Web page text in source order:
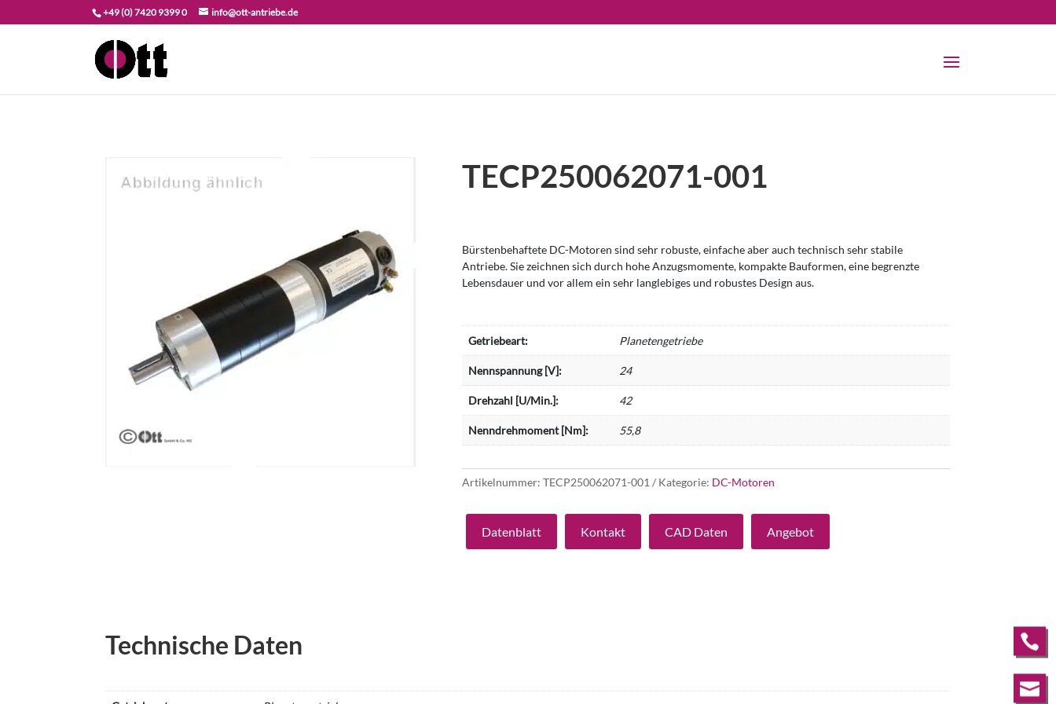
+49 (0) 7420 9399 0 info@ott-antriebe.de
TECP250062071-001
Bürstenbehaftete DC-Motoren sind sehr robuste, einfache aber auch technisch sehr stabile
Antriebe. Sie zeichnen sich durch hohe Anzugsmomente, kompakte Bauformen, eine begrenzte
Lebensdauer und vor allem ein sehr langlebiges und robustes Design aus.
Getriebeart: Planetengetriebe
Nennspannung [V]: 24
Drehzahl [U/Min.]: 42
Nenndrehmoment [Nm]: 55,8
Artikelnummer:TECP250062071-001 Kategorie: DC-Motoren
Datenblatt Kontakt CAD Daten Angebot
Technische Daten 
